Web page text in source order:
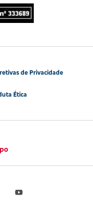
de Privacidade
Ética